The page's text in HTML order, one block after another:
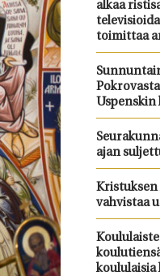
alkaa
toimittaa
Uspenskin
ajan
vahvistaa
koululaisia